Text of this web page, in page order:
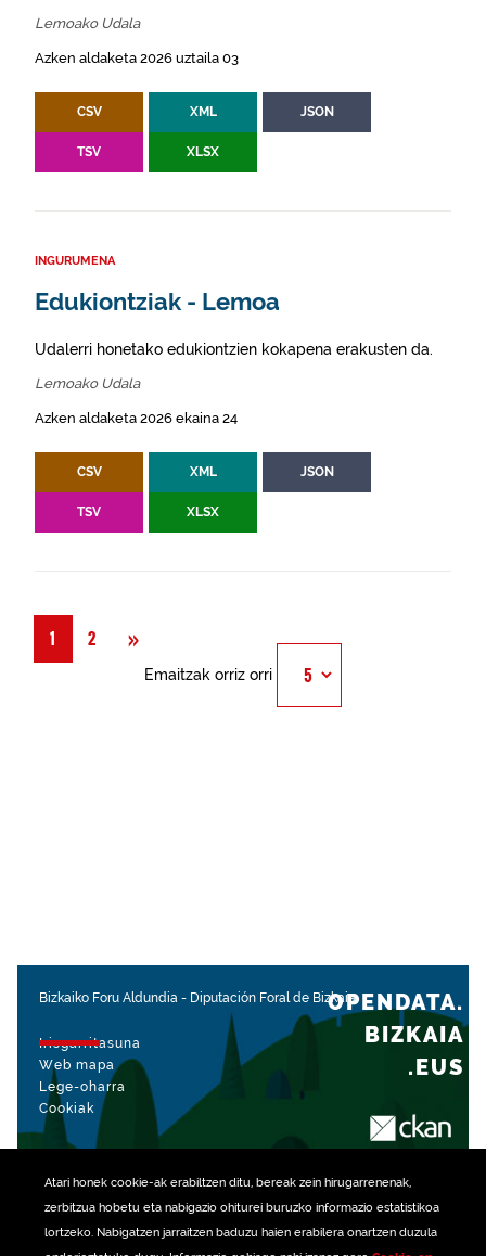
Atari honek cookie-ak erabiltzen ditu, bereak zein hirugarrenenak,
zerbitzua hobetu eta nabigazio ohiturei buruzko informazio estatistikoa
lortzeko. Nabigatzen jarraitzen baduzu haien erabilera onartzen duzula
Lemoako Udala
Azken aldaketa 2026 uztaila 03
CSV XML JSON
TSV XLSX
INGURUMENA
Edukiontziak - Lemoa
Udalerri honetako edukiontzien kokapena erakusten da.
Lemoako Udala
Azken aldaketa 2026 ekaina 24
CSV XML JSON
TSV XLSX
1 2 »
Emaitzak orriz orri
Bizkaiko Foru Aldundia - Diputación Foral de Bizkaia
Irisgarritasuna
Web mapa
Lege-oharra
Cookiak
OPENDATA.
BIZKAIA
.EUS